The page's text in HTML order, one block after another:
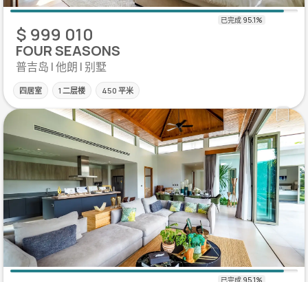
$ 999 010
FOUR SEASONS
普吉岛 | 他朗 | 别墅
四居室 1 二层楼 450 平米